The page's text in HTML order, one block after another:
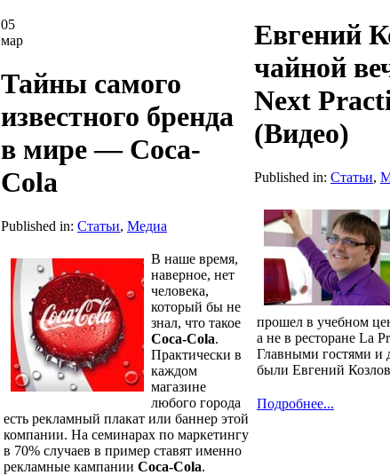
05
мар
Тайны самого
известного бренда
в мире — Coca-
Cola
Published in: Статьи, Медиа
В наше время,
наверное, нет
человека,
который бы не
знал, что такое
Coca-Cola.
Практически в
каждом
магазине
любого города
есть рекламный плакат или баннер этой
компании. На семинарах по маркетингу
в 70% случаев в пример ставят именно
рекламные кампании Coca-Cola.
Евгений
чайной
Next
(Видео)
Published in: Статьи,
прошел в учебном
а не в ресторане La
Главными гостями и
были Евгений
Подробнее...